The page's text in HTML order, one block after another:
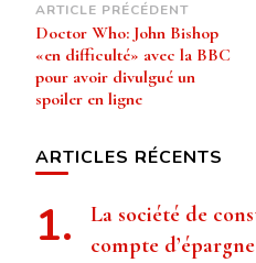
Navigation
d’article
ARTICLE PRÉCÉDENT
Doctor Who: John Bishop
«en difficulté» avec la BBC
pour avoir divulgué un
spoiler en ligne
ARTICLES RÉCENTS
La société de
compte